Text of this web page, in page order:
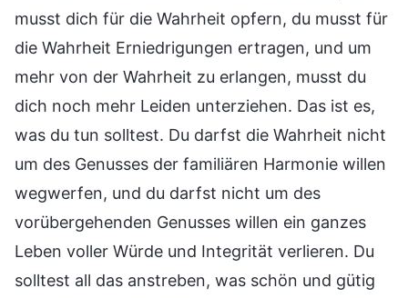
musst dich für die Wahrheit opfern, du musst für
die Wahrheit Erniedrigungen ertragen, und um
mehr von der Wahrheit zu erlangen, musst du
dich noch mehr Leiden unterziehen. Das ist es,
was du tun solltest. Du darfst die Wahrheit nicht
um des Genusses der familiären Harmonie willen
wegwerfen, und du darfst nicht um des
vorübergehenden Genusses willen ein ganzes
Leben voller Würde und Integrität verlieren. Du
solltest all das anstreben, was schön und gütig